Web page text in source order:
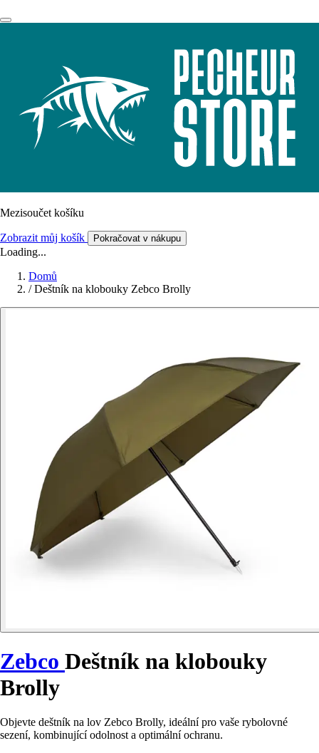
Mezisoučet košíku
Zobrazit můj košík Pokračovat v nákupu
Loading...
Domů
/ Deštník na klobouky Zebco Brolly
Zebco Deštník na klobouky
Brolly
Objevte deštník na lov Zebco Brolly, ideální pro vaše rybolovné
sezení, kombinující odolnost a optimální ochranu.